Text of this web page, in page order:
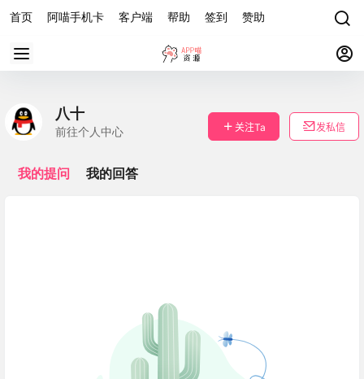
首页 阿喵手机卡 客户端 帮助 签到 赞助
八十
前往个人中心 关注Ta 发私信
我的提问 我的回答